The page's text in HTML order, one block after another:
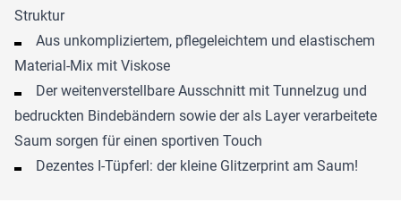
Struktur
Aus unkompliziertem, pflegeleichtem und elastischem
Material-Mix mit Viskose
Der weitenverstellbare Ausschnitt mit Tunnelzug und
bedruckten Bindebändern sowie der als Layer verarbeitete
Saum sorgen für einen sportiven Touch
Dezentes I-Tüpferl: der kleine Glitzerprint am Saum!